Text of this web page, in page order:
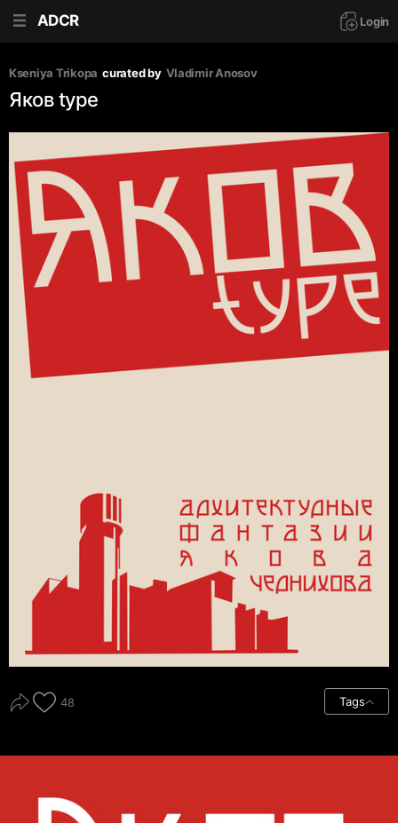
ADCR Login
Kseniya Trikopa curated by Vladimir Anosov
Яков type
48 Tags